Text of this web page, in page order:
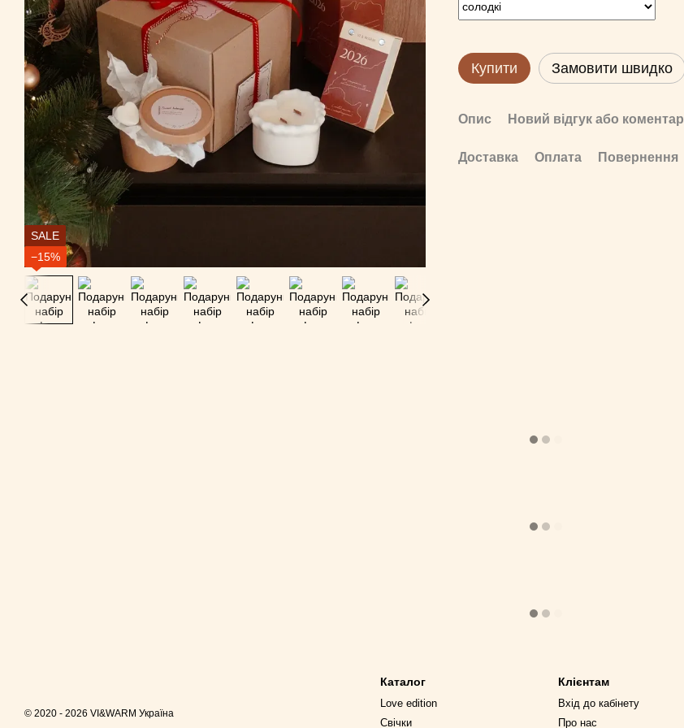
SALE
−15%
Купити Замовити швидко
Опис Новий відгук або коментар
Доставка Оплата Повернення
© 2020 - 2026 VI&WARM Україна
Каталог
Love edition
Cвічки
Клієнтам
Вхід до кабінету
Про нас